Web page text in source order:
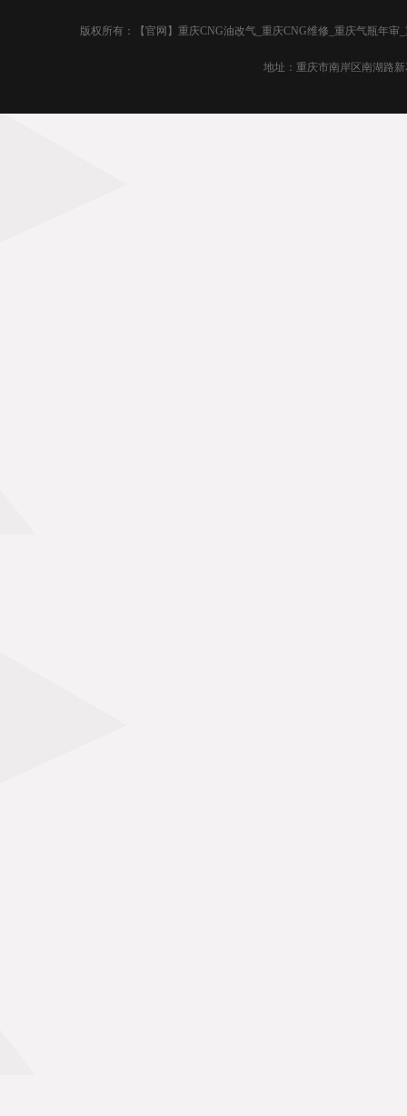
版权所有：【官网】重庆CNG油改气_重庆CNG维修_重庆气瓶年
地址：重庆市南岸区南湖路